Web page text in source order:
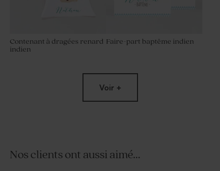
Contenant à dragées renard
indien
Faire-part baptême indien
Voir +
Nos clients ont aussi aimé...